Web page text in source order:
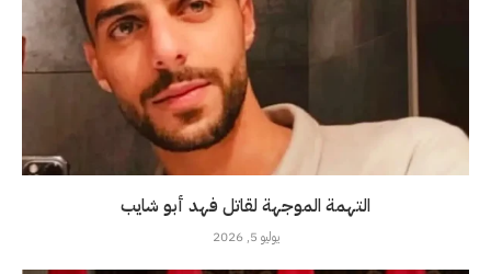
التهمة الموجهة لقاتل فهد أبو شايب
يوليو 5, 2026